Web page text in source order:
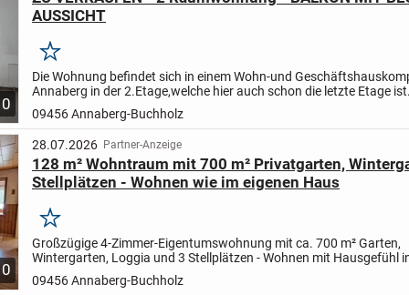
AUSSICHT
Merken
Die Wohnung befindet sich in einem Wohn-und
Annaberg in der 2.Etage,welche hier auch schon die letzte Etage
Dachgeschoss mit leichter Schräge.
09456 Annaberg-Buchholz
28.07.2026 Partner-Anzeige
128 m² Wohntraum mit 700 m² Privatgarten,
Stellplätzen - Wohnen wie im eigenen Haus
Merken
Großzügige 4-Zimmer-Eigentumswohnung mit ca. 700 m² Garten,
Wintergarten, Loggia und 3 Stellplätzen - Wohnen mit Hausgefühl
Annaberg-Buchholz
Diese außergewöhnliche Eigentumswohnung
den...
09456 Annaberg-Buchholz